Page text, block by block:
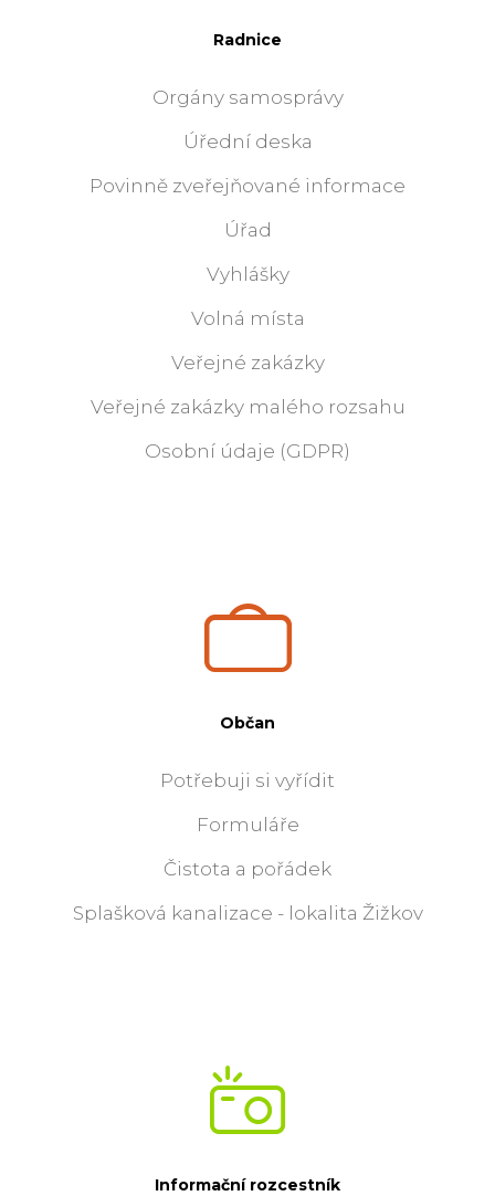
Radnice
Orgány samosprávy
Úřední deska
Povinně zveřejňované informace
Úřad
Vyhlášky
Volná místa
Veřejné zakázky
Veřejné zakázky malého rozsahu
Osobní údaje (GDPR)
Občan
Potřebuji si vyřídit
Formuláře
Čistota a pořádek
Splašková kanalizace - lokalita Žižkov
Informační rozcestník